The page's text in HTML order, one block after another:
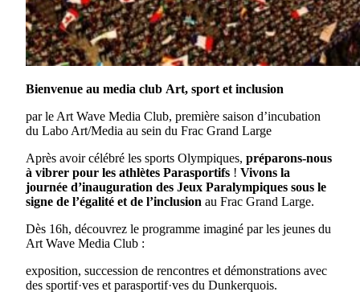
Bienvenue au media club Art, sport et inclusion
par le Art Wave Media Club, première saison d’incubation
du Labo Art/Media au sein du Frac Grand Large
Après avoir célébré les sports Olympiques, préparons-nous
à vibrer pour les athlètes Parasportifs ! Vivons la
journée d’inauguration des Jeux Paralympiques sous le
signe de l’égalité et de l’inclusion au Frac Grand Large.
Dès 16h, découvrez le programme imaginé par les jeunes du
Art Wave Media Club :
exposition, succession de rencontres et démonstrations avec
des sportif·ves et parasportif·ves du Dunkerquois.